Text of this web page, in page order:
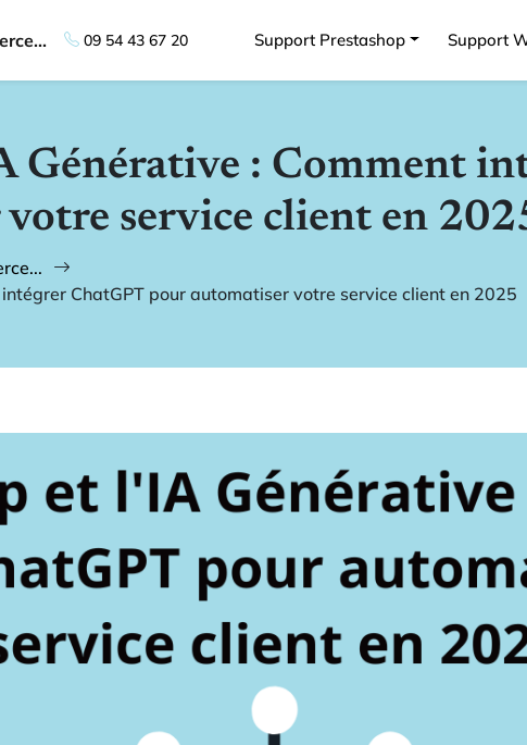
09 54 43 67 20 Support Prestashop Support
Générative : Comment
service client en
ChatGPT pour automatiser votre service client en 2025